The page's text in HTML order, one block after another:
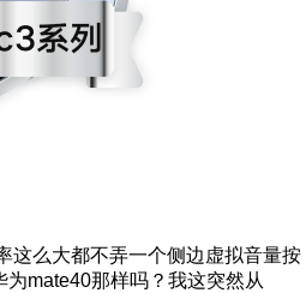
这么大都不弄一个侧边虚拟音量按
mate40那样吗？我这突然从